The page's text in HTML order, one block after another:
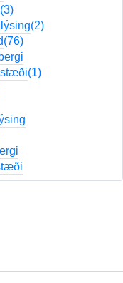
(3)
(2)
(76)
(1)